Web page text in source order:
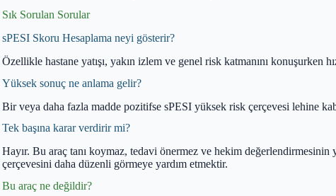
Sık Sorulan Sorular
sPESI Skoru Hesaplama neyi gösterir?
Özellikle hastane yatışı, yakın izlem ve genel risk katmanını konuşurken
Yüksek sonuç ne anlama gelir?
Bir veya daha fazla madde pozitifse sPESI yüksek risk çerçevesi lehine
Tek başına karar verdirir mi?
Hayır. Bu araç tanı koymaz, tedavi önermez ve hekim
çerçevesini daha düzenli görmeye yardım etmektir.
Bu araç ne değildir?